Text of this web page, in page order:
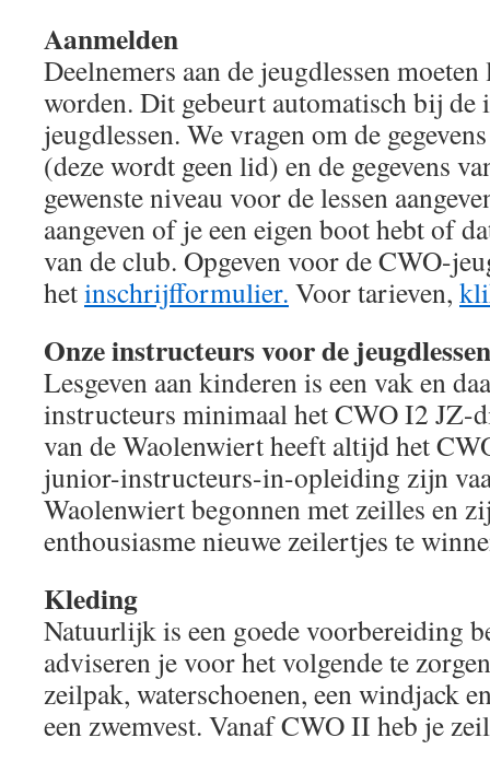
Aanmelden
Deelnemers aan de jeugdlessen
worden. Dit gebeurt automatisch bij
jeugdlessen. We vragen om de
(deze wordt geen lid) en de gegevens
gewenste niveau voor de lessen
aangeven of je een eigen boot hebt of
van de club. Opgeven voor de CWO-
hetinschrijfformulier. Voor tarieven,
Onze instructeurs voor de jeugdlessen
Lesgeven aan kinderen is een vak en
instructeurs minimaal het CWO I2 JZ-
van de Waolenwiert heeft altijd het
junior-instructeurs-in-opleiding zijn
Waolenwiert begonnen met zeilles en
enthousiasme nieuwe zeilertjes te
Kleding
Natuurlijk is een goede voorbereiding
adviseren je voor het volgende te
zeilpak, waterschoenen, een windjack
een zwemvest. Vanaf CWO II heb je